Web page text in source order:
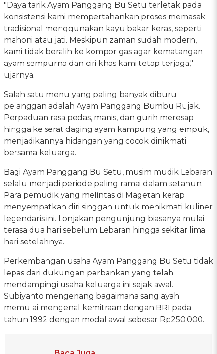
"Daya tarik Ayam Panggang Bu Setu terletak pada
konsistensi kami mempertahankan proses memasak
tradisional menggunakan kayu bakar keras, seperti
mahoni atau jati. Meskipun zaman sudah modern,
kami tidak beralih ke kompor gas agar kematangan
ayam sempurna dan ciri khas kami tetap terjaga,"
ujarnya.
Salah satu menu yang paling banyak diburu
pelanggan adalah Ayam Panggang Bumbu Rujak.
Perpaduan rasa pedas, manis, dan gurih meresap
hingga ke serat daging ayam kampung yang empuk,
menjadikannya hidangan yang cocok dinikmati
bersama keluarga.
Bagi Ayam Panggang Bu Setu, musim mudik Lebaran
selalu menjadi periode paling ramai dalam setahun.
Para pemudik yang melintas di Magetan kerap
menyempatkan diri singgah untuk menikmati kuliner
legendaris ini. Lonjakan pengunjung biasanya mulai
terasa dua hari sebelum Lebaran hingga sekitar lima
hari setelahnya.
Perkembangan usaha Ayam Panggang Bu Setu tidak
lepas dari dukungan perbankan yang telah
mendampingi usaha keluarga ini sejak awal.
Subiyanto mengenang bagaimana sang ayah
memulai mengenal kemitraan dengan BRI pada
tahun 1992 dengan modal awal sebesar Rp250.000.